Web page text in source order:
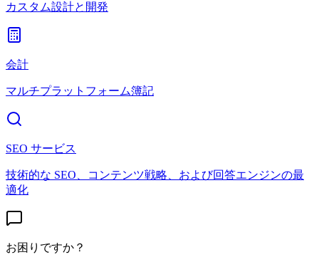
カスタム設計と開発
会計
マルチプラットフォーム簿記
SEO サービス
技術的な SEO、コンテンツ戦略、および回答エンジンの最
適化
お困りですか？